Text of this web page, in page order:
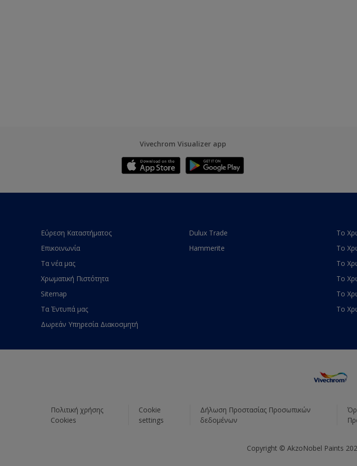
Vivechrom Visualizer app
Εύρεση Καταστήματος
Επικοινωνία
Τα νέα μας
Χρωματική Πιστότητα
Sitemap
Τα Έντυπά μας
Δωρεάν Υπηρεσία Διακοσμητή
Dulux Trade
Hammerite
Το
Το
Το
Το
Το
Το
Πολιτική χρήσης
Cookies
Cookie
settings
Δήλωση Προστασίας Προσωπικών
δεδομένων
Copyright © AkzoNobel Paints